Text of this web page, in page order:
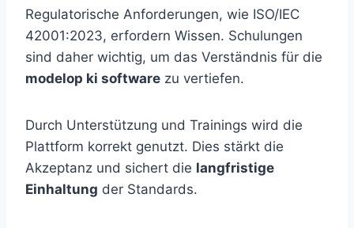
Regulatorische Anforderungen, wie ISO/IEC
42001:2023, erfordern Wissen. Schulungen
sind daher wichtig, um das Verständnis für die
modelop ki software zu vertiefen.
Durch Unterstützung und Trainings wird die
Plattform korrekt genutzt. Dies stärkt die
Akzeptanz und sichert die langfristige
Einhaltung der Standards.